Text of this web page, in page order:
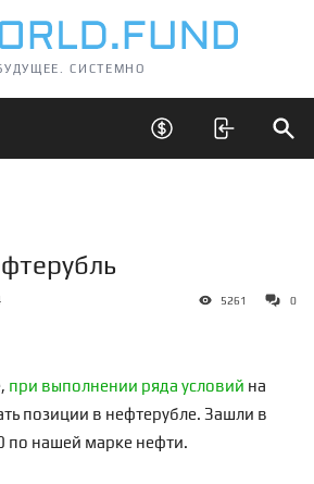
СИСТЕМНО
Открыть скрытые
5261 0
при выполнении ряда условий на
позиции в нефтерубле. Зашли в
по нашей марке нефти.